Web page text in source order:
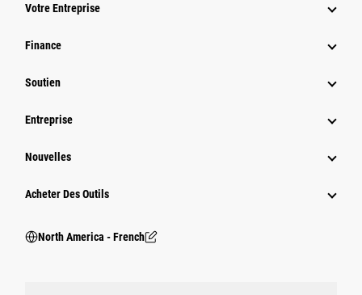
Votre Entreprise
Finance
Soutien
Entreprise
Nouvelles
Acheter Des Outils
North America - French